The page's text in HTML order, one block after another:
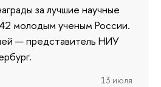
за лучшие научные
молодым ученым России.
— представитель НИУ
13 июля